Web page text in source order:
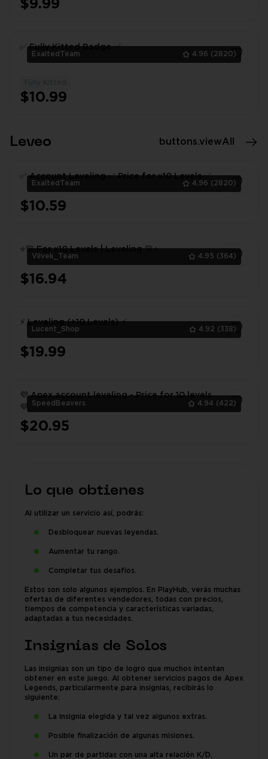
$9.99
ExaltedTeam 4.96 (2820)
✅ Fully Kitted Badge ✅
$10.99
Leveo buttons.viewAll
ExaltedTeam 4.96 (2820)
✅ Account Leveling ✅ Price for x10 Levels ✅
$10.59
Vilvek_Team 4.95 (364)
⭐💛 For x10 Levels | Leveling 💛⭐
$16.94
Lucent_Shop 4.92 (338)
⚡ Leveling (+10 Levels) ⚡
$19.99
SpeedBeavers 4.94 (422)
💜 Apex account leveling - Price for 10 levels
💜
$20.95
Lo que obtienes
Al utilizar un servicio así, podrás:
Desbloquear nuevas leyendas.
Aumentar tu rango.
Completar tus desafíos.
Estos son solo algunos ejemplos. En PlayHub, verás muchas
ofertas de diferentes vendedores, todas con precios,
tiempos de competencia y características variadas,
adaptadas a tus necesidades.
Insignias de Solos
Las insignias son un tipo de logro que muchos intentan
obtener en este juego. Al obtener servicios pagos de Apex
Legends, particularmente para insignias, recibirás lo
siguiente:
La insignia elegida y tal vez algunos extras.
Posible finalización de algunas misiones.
Un par de partidas con una alta relación K/D.